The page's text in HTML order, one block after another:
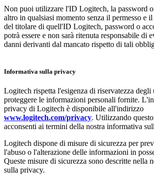
Non puoi utilizzare l'ID Logitech, la password o
altro in qualsiasi momento senza il permesso e
del titolare di quell'ID Logitech, password o
potrà essere e non sarà ritenuta responsabile di
danni derivanti dal mancato rispetto di tali
Informativa sulla privacy
Logitech rispetta l'esigenza di riservatezza degli
proteggere le informazioni personali fornite.
privacy di Logitech è disponibile all'indirizzo
www.logitech.com/privacy. Utilizzando
acconsenti ai termini della nostra informativa
Logitech dispone di misure di sicurezza per
l'abuso o l'alterazione delle informazioni in
Queste misure di sicurezza sono descritte nella
sulla privacy.